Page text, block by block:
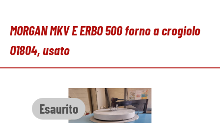
MORGAN MKV E ERBO 500 forno a crogiolo
O1804, usato
Esaurito
Salta la galleria di immagini